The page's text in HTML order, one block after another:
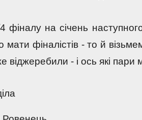
на січень
фіналістів - то й
віджеребили - і ось які пари